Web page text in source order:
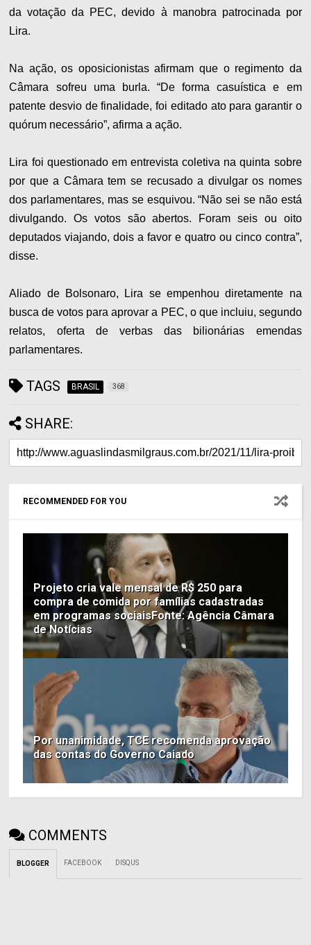
da votação da PEC, devido à manobra patrocinada por
Lira.
Na ação, os oposicionistas afirmam que o regimento da
Câmara sofreu uma burla. “De forma casuística e em
patente desvio de finalidade, foi editado ato para garantir o
quórum necessário”, afirma a ação.
Lira foi questionado em entrevista coletiva na quinta sobre
por que a Câmara tem se recusado a divulgar os nomes
dos parlamentares, mas se esquivou. “Não sei se não está
divulgando. Os votos são abertos. Foram seis ou oito
deputados viajando, dois a favor e quatro ou cinco contra”,
disse.
Aliado de Bolsonaro, Lira se empenhou diretamente na
busca de votos para aprovar a PEC, o que incluiu, segundo
relatos, oferta de verbas das bilionárias emendas
parlamentares.
TAGS BRASIL 368
SHARE:
RECOMMENDED FOR YOU
Projeto cria vale mensal de R$ 250 para
compra de comida por famílias cadastradas
em programas sociaisFonte: Agência Câmara
de Notícias
Por unanimidade, TCE recomenda aprovação
das contas do Governo Caiado
COMMENTS
BLOGGER FACEBOOK DISQUS